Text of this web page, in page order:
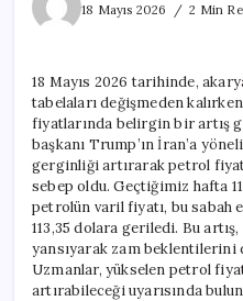
18 Mayıs 2026
2 Min
18 Mayıs 2026 tarihinde,
tabelaları değişmeden
fiyatlarında belirgin bir artış
başkanı Trump’ın İran’a
gerginliği artırarak petrol
sebep oldu. Geçtiğimiz hafta
petrolün varil fiyatı, bu sabah
113,35 dolara geriledi. Bu
yansıyarak zam
Uzmanlar, yükselen petrol
artırabileceği uyarısında